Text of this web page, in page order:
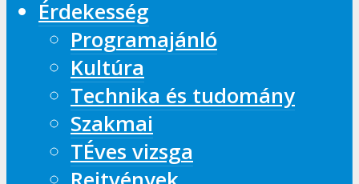
Érdekesség
Programajánló
Kultúra
Technika és tudomány
Szakmai
TÉves vizsga